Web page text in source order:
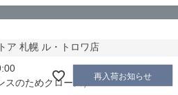
ア 札幌 ル・トロワ店
のためクローズ）
再入荷お知らせ